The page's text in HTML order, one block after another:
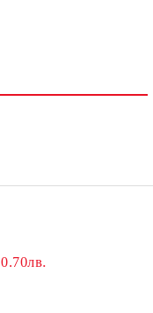
0.70лв.